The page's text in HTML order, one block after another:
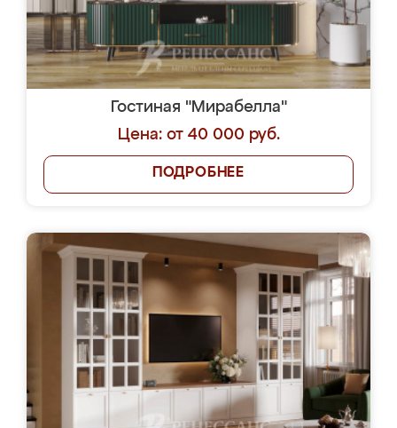
Гостиная "Мирабелла"
Цена: от 40 000 руб.
ПОДРОБНЕЕ